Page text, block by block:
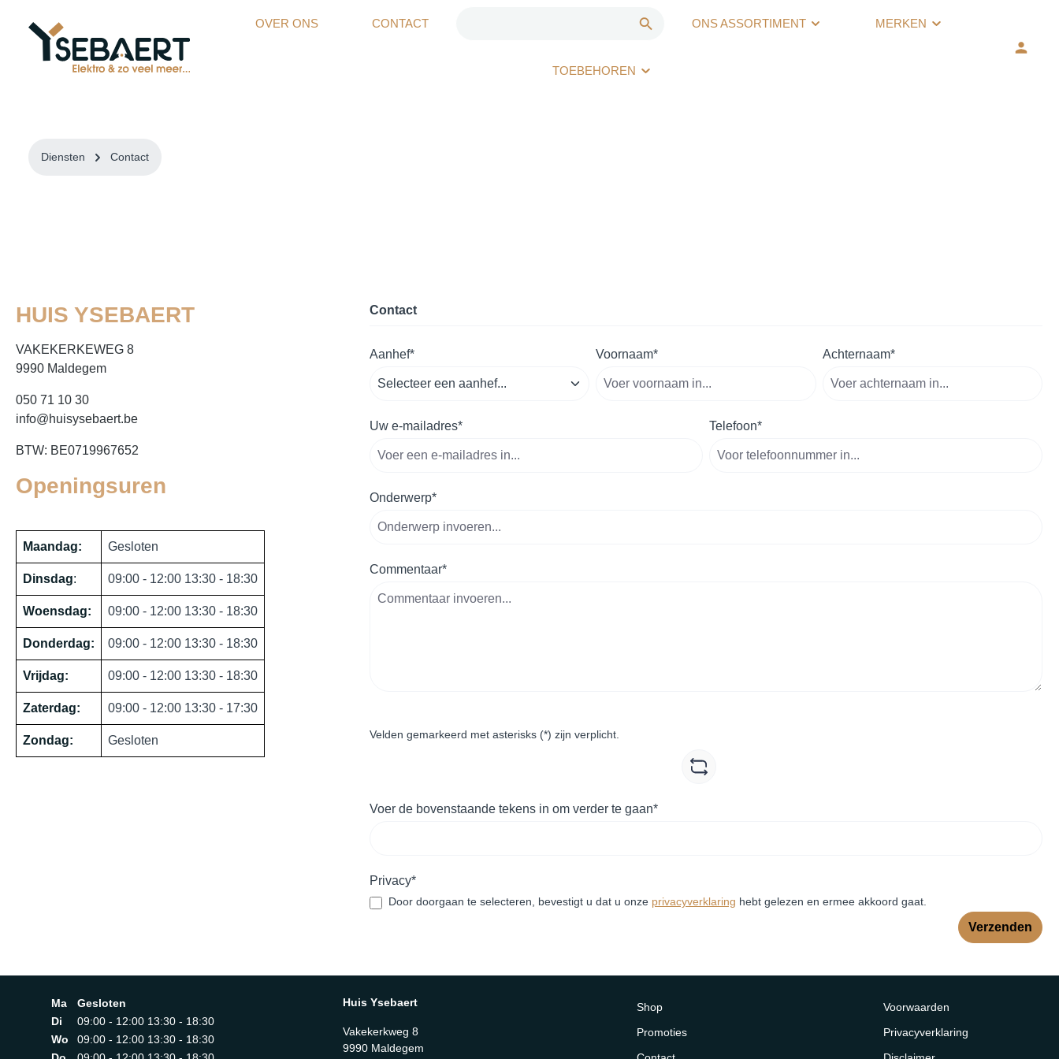
OVER ONS CONTACT ONS ASSORTIMENT MERKEN
TOEBEHOREN
Diensten Contact
HUIS YSEBAERT
VAKEKERKEWEG 8
9990 Maldegem
050 71 10 30
info@huisysebaert.be
BTW: BE0719967652
Openingsuren
Maandag: Gesloten
Dinsdag: 09:00 - 12:00 13:30 - 18:30
Woensdag: 09:00 - 12:00 13:30 - 18:30
Donderdag: 09:00 - 12:00 13:30 - 18:30
Vrijdag: 09:00 - 12:00 13:30 - 18:30
Zaterdag: 09:00 - 12:00 13:30 - 17:30
Zondag: Gesloten
Contact
Aanhef* Voornaam* Achternaam*
Uw e-mailadres* Telefoon*
Onderwerp*
Commentaar*
Velden gemarkeerd met asterisks (*) zijn verplicht.
Voer de bovenstaande tekens in om verder te gaan*
Privacy*
Door doorgaan te selecteren, bevestigt u dat u onze privacyverklaring hebt gelezen en ermee akkoord gaat.
Verzenden
Ma
Gesloten
Di
09:00 - 12:00 13:30 - 18:30
Wo
09:00 - 12:00 13:30 - 18:30
Huis Ysebaert
Vakekerkweg 8
9990 Maldegem
Shop
Promoties
Voorwaarden
Privacyverklaring